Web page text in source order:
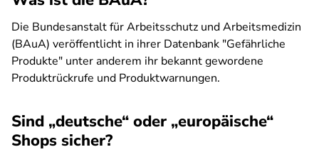
Die Bundesanstalt für Arbeitsschutz und Arbeitsmedizin
(BAuA) veröffentlicht in ihrer Datenbank "Gefährliche
Produkte" unter anderem ihr bekannt gewordene
Produktrückrufe und Produktwarnungen.
Sind „deutsche“ oder „europäische“
Shops sicher?